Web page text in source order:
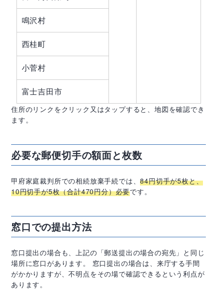
鳴沢村
西桂町
小菅村
富士吉田市
住所のリンクをクリック又はタップすると、地図を確認でき
ます。
必要な郵便切手の額面と枚数
甲府家庭裁判所での相続放棄手続では、84円切手が5枚と、
10円切手が5枚（合計470円分）必要です。
窓口での提出方法
窓口提出の場合も、上記の「郵送提出の場合の宛先」と同じ
場所に窓口があります。 窓口提出の場合は、来庁する手間
がかかりますが、不明点をその場で確認できるという利点が
あります。